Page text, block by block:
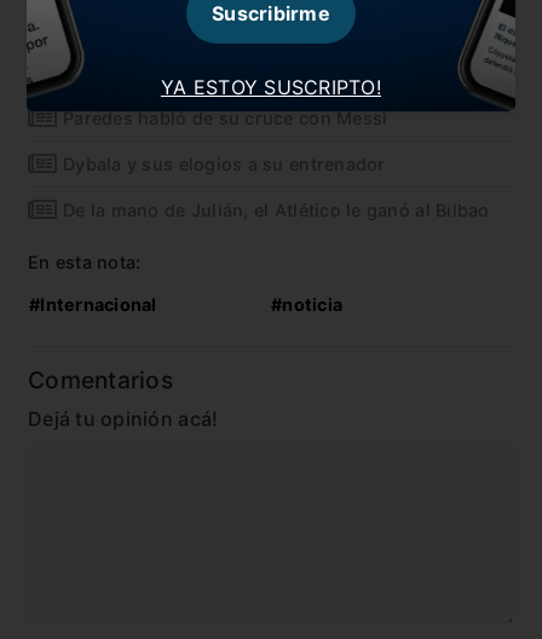
También te puede interesar
Simeone reaccionó en conferencia de prensa
Paredes habló de su cruce con Messi
Dybala y sus elogios a su entrenador
De la mano de Julián, el Atlético le ganó al Bilbao
En esta nota:
#Internacional #noticia
Comentarios
Dejá tu opinión acá!
YA ESTOY SUSCRIPTO!
Suscribirme